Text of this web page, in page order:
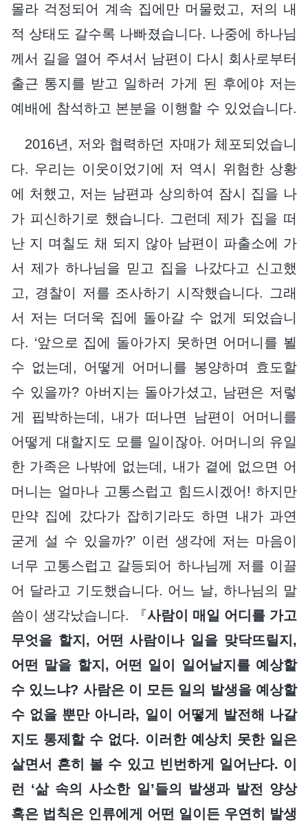
몰라 걱정되어 계속 집에만 머물렀고, 저의 내
적 상태도 갈수록 나빠졌습니다. 나중에 하나님
께서 길을 열어 주셔서 남편이 다시 회사로부터
출근 통지를 받고 일하러 가게 된 후에야 저는
예배에 참석하고 본분을 이행할 수 있었습니다.
2016년, 저와 협력하던 자매가 체포되었습니
다. 우리는 이웃이었기에 저 역시 위험한 상황
에 처했고, 저는 남편과 상의하여 잠시 집을 나
가 피신하기로 했습니다. 그런데 제가 집을 떠
난 지 며칠도 채 되지 않아 남편이 파출소에 가
서 제가 하나님을 믿고 집을 나갔다고 신고했
고, 경찰이 저를 조사하기 시작했습니다. 그래
서 저는 더더욱 집에 돌아갈 수 없게 되었습니
다. ‘앞으로 집에 돌아가지 못하면 어머니를 뵐
수 없는데, 어떻게 어머니를 봉양하며 효도할
수 있을까? 아버지는 돌아가셨고, 남편은 저렇
게 핍박하는데, 내가 떠나면 남편이 어머니를
어떻게 대할지도 모를 일이잖아. 어머니의 유일
한 가족은 나밖에 없는데, 내가 곁에 없으면 어
머니는 얼마나 고통스럽고 힘드시겠어! 하지만
만약 집에 갔다가 잡히기라도 하면 내가 과연
굳게 설 수 있을까?’ 이런 생각에 저는 마음이
너무 고통스럽고 갈등되어 하나님께 저를 이끌
어 달라고 기도했습니다. 어느 날, 하나님의 말
씀이 생각났습니다. 『사람이 매일 어디를 가고
무엇을 할지, 어떤 사람이나 일을 맞닥뜨릴지,
어떤 말을 할지, 어떤 일이 일어날지를 예상할
수 있느냐? 사람은 이 모든 일의 발생을 예상할
수 없을 뿐만 아니라, 일이 어떻게 발전해 나갈
지도 통제할 수 없다. 이러한 예상치 못한 일은
살면서 흔히 볼 수 있고 빈번하게 일어난다. 이
런 ‘삶 속의 사소한 일’들의 발생과 발전 양상
혹은 법칙은 인류에게 어떤 일이든 우연히 발생